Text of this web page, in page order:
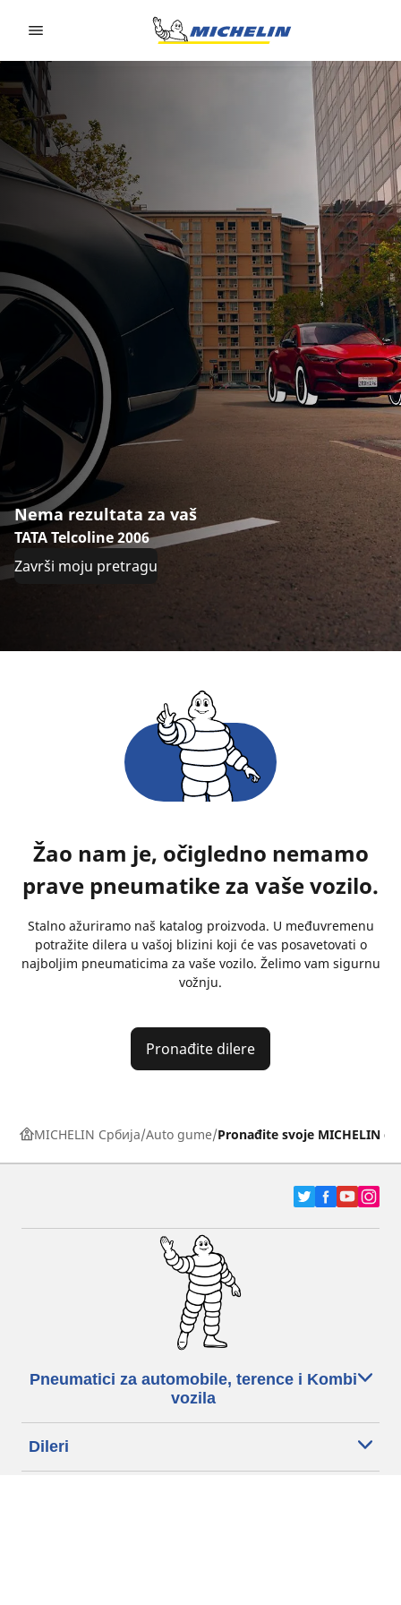
Nema rezultata za vaš
TATA Telcoline 2006
Završi moju pretragu
Žao nam je, očigledno nemamo
prave pneumatike za vaše vozilo.
Stalno ažuriramo naš katalog proizvoda. U međuvremenu
potražite dilera u vašoj blizini koji će vas posavetovati o
najboljim pneumaticima za vaše vozilo. Želimo vam sigurnu
vožnju.
Pronađite dilere
MICHELIN Србија Auto gume Pronađite svoje MICHELIN
Pneumatici za automobile, terence i Kombi
vozila
Dileri